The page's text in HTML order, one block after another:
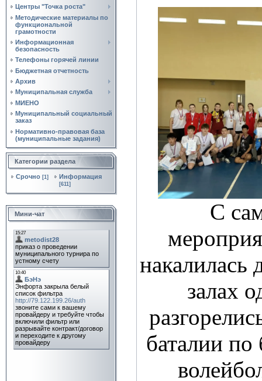
Центры "Точка роста"
Методические материалы по
функциональной
грамотности
Информационная
безопасность
Телефоны горячей линии
Бюджетная отчетность
Архив
Муниципальная служба
МИЕНО
Муниципальный социальный
заказ
Нормативно‑правовая база
(муниципальные задания)
Категории раздела
Срочно [1] Информация
[611]
Мини-чат
С
накалилась
залах
баталии по